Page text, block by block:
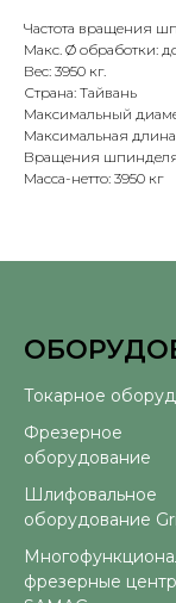
Частота вращения
Макс. Ø обработки:
Вес: 3950 кг.
Страна: Тайвань
Максимальный
Максимальная
Вращения
Масса-нетто: 3950 кг
Токарное
Фрезерное
оборудование
Шлифовальное
оборудование
фрезерные